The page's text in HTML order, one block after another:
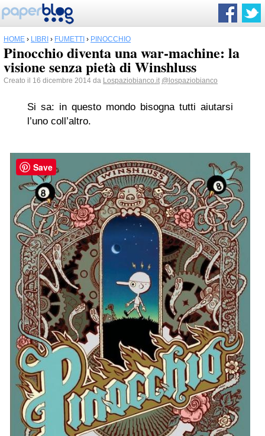
HOME › LIBRI › FUMETTI › PINOCCHIO
Pinocchio diventa una war-machine: la
visione senza pietà di Winshluss
Creato il 16 dicembre 2014 da Lospaziobianco.it @lospaziobianco
Si sa: in questo mondo bisogna tutti aiutarsi
l’uno coll’altro.
Save